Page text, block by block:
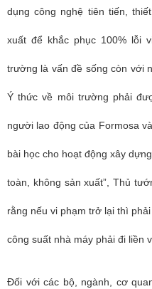
dụng công nghệ tiên tiến,
xuất để khắc phục 100% lỗi
trường là vấn đề sống còn với
Ý thức về môi trường phải
người lao động của Formosa
bài học cho hoạt động xây
toàn, không sản xuất”, Thủ
rằng nếu vi phạm trở lại thì
công suất nhà máy phải đi liền
Đối với các bộ, ngành, cơ